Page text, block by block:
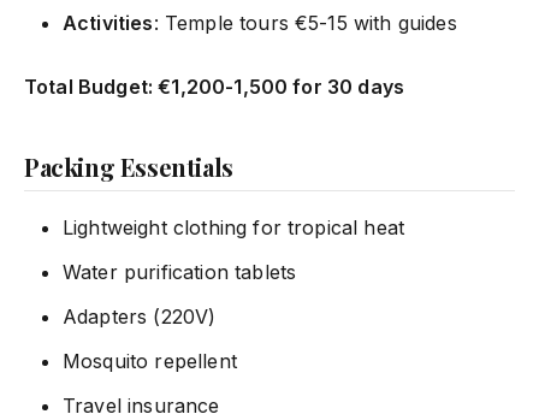
Activities: Temple tours €5-15 with guides
Total Budget: €1,200-1,500 for 30 days
Packing Essentials
Lightweight clothing for tropical heat
Water purification tablets
Adapters (220V)
Mosquito repellent
Travel insurance